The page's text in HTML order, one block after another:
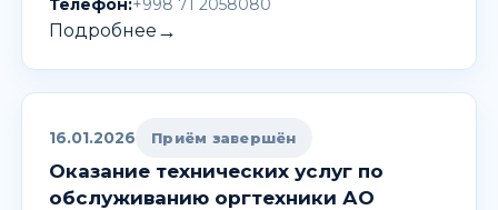
Телефон:+998 71 2058080
Подробнее →
16.01.2026 Приём завершён
Оказание технических услуг по
обслуживанию оргтехники АО